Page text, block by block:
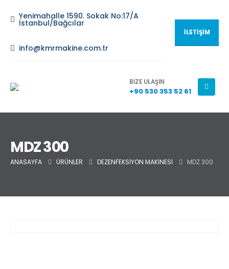
Yenimahalle 1590. Sokak No:17/A
İstanbul/Bağcılar
info@kmrmakine.com.tr
İLETİŞİM
BİZE ULAŞIN
+90 530 353 52 61
MDZ 300
ANASAYFA ÜRÜNLER DEZENFEKSİYON MAKİNESİ MDZ 300